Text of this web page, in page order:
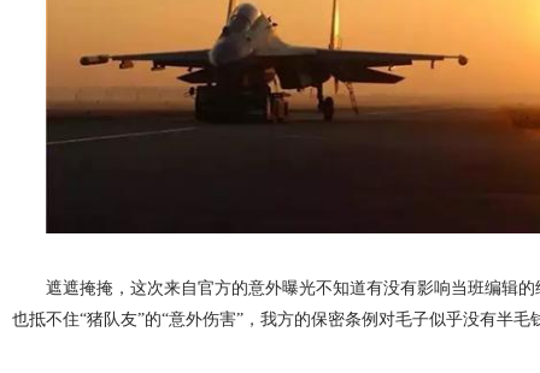
遮遮掩掩，这次来自官方的意外曝光不知道有没有影响当班编辑
也抵不住“猪队友”的“意外伤害”，我方的保密条例对毛子似乎没有半毛